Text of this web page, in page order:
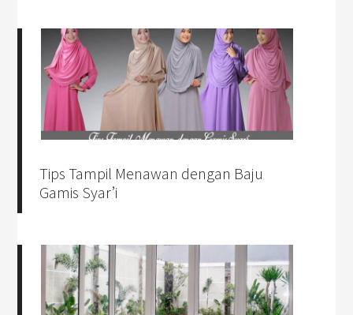
Tips Tampil Menawan dengan Baju
Gamis Syar’i